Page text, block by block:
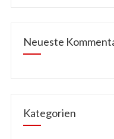
Neueste
Kategorien